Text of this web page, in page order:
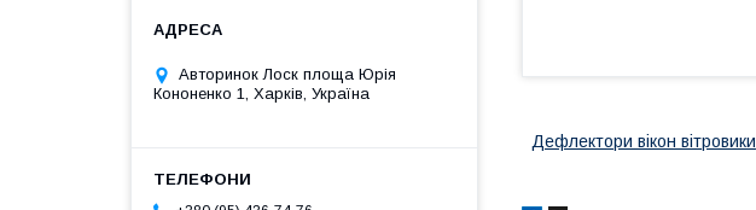
Дефлектори вікон вітровики
Авторинок Лоск площа Юрія
Кононенко 1, Харків, Україна